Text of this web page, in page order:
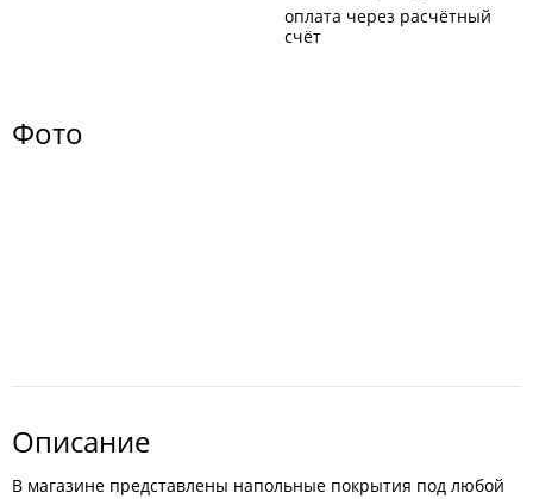
оплата через расчётный
счёт
Фото
Описание
В магазине представлены напольные покрытия под любой